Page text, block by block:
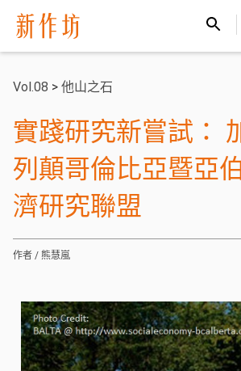
Vol.08 > 他山之石
實踐研究新嘗試：
列顛哥倫比亞暨亞
濟研究聯盟
作者 / 熊慧嵐